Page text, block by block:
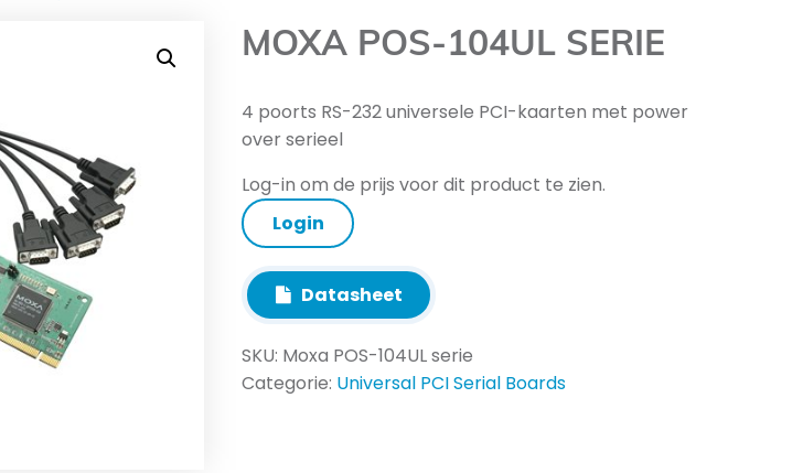
MOXA POS-104UL SERIE
4 poorts RS-232 universele PCI-kaarten met power
over serieel
Log-in om de prijs voor dit product te zien.
Login
Datasheet
SKU: Moxa POS-104UL serie
Categorie: Universal PCI Serial Boards